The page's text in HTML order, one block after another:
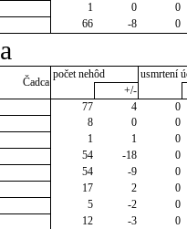
1 0
0
66 -8 0
Čadca
počet nehôd
usmrtení
+/-
77 4
0
8 0
0
1 1
0
54 -18
0
54 -9
0
17 2
0
5 -2
0
12 -3
0